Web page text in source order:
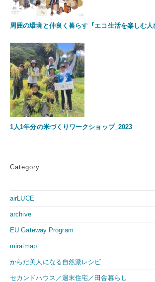
周囲の環境と仲良く暮らす『エコ生活を楽しむ人
1人1年分の米づくりワークショップ_2023
Category
airLUCE
archive
EU Gateway Program
miraimap
からだ美人になる自然派レシピ
セカンドハウス／週末住宅／田舎暮らし